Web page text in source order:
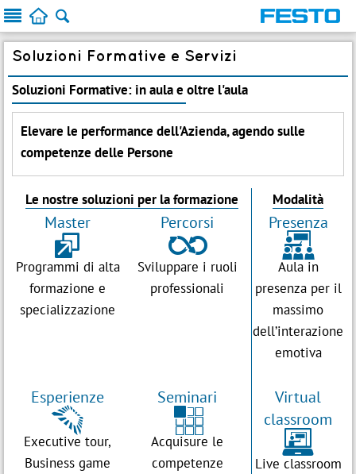
  
Soluzioni Formative e Servizi
Soluzioni Formative: in aula e oltre l'aula
Elevare le performance dell'Azienda, agendo sulle
competenze delle Persone
Le nostre soluzioni per la formazione Modalità
Master
$
Programmi di alta
formazione e
specializzazione
Percorsi
&
Sviluppare i ruoli
professionali
Presenza
<
Aula in
presenza per il
massimo
dell’interazione
emotiva
Esperienze
%
Executive tour,
Business game
Seminari
(
Acquisure le
competenze
Virtual
classroom
*
Live classroom